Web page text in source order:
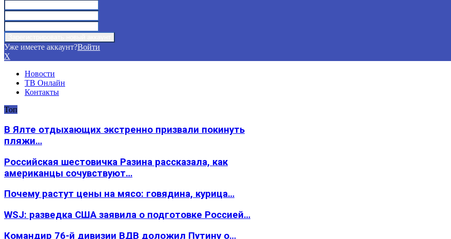
Уже имеете аккаунт?Войти
X
Новости
ТВ Онлайн
Контакты
Топ
В Ялте отдыхающих экстренно призвали покинуть
пляжи…
Российская шестовичка Разина рассказала, как
американцы сочувствуют…
Почему растут цены на мясо: говядина, курица…
WSJ: разведка США заявила о подготовке Россией…
Командир 76-й дивизии ВДВ доложил Путину о…